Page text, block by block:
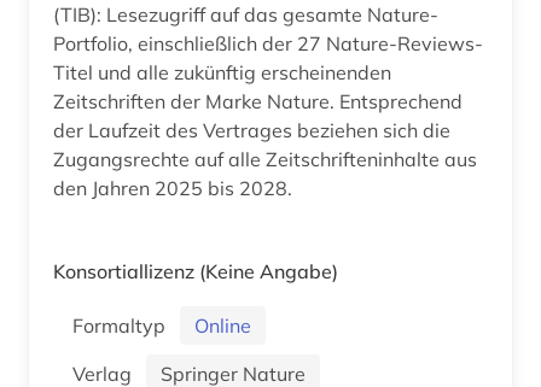
(TIB): Lesezugriff auf das gesamte Nature-
Portfolio, einschließlich der 27 Nature-Reviews-
Titel und alle zukünftig erscheinenden
Zeitschriften der Marke Nature. Entsprechend
der Laufzeit des Vertrages beziehen sich die
Zugangsrechte auf alle Zeitschrifteninhalte aus
den Jahren 2025 bis 2028.
Konsortiallizenz (Keine Angabe)
Formaltyp
Online
Verlag
Springer Nature